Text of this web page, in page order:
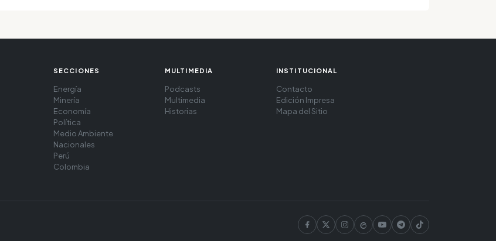
SECCIONES
Energía
Minería
Economía
Política
Medio Ambiente
Nacionales
Perú
Colombia
MULTIMEDIA
Podcasts
Multimedia
Historias
INSTITUCIONAL
Contacto
Edición Impresa
Mapa del Sitio